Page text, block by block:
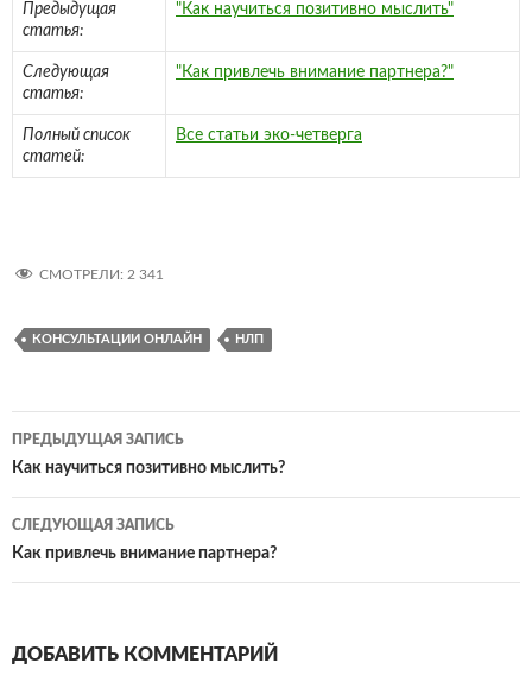
Предыдущая
статья:
"Как научиться позитивно мыслить"
Следующая
статья:
"Как привлечь внимание партнера?"
Полный список
статей:
Все статьи эко-четверга
СМОТРЕЛИ: 2 341
КОНСУЛЬТАЦИИ ОНЛАЙН НЛП
Навигация
по
записям
ПРЕДЫДУЩАЯ ЗАПИСЬ
Как научиться позитивно мыслить?
СЛЕДУЮЩАЯ ЗАПИСЬ
Как привлечь внимание партнера?
ДОБАВИТЬ КОММЕНТАРИЙ